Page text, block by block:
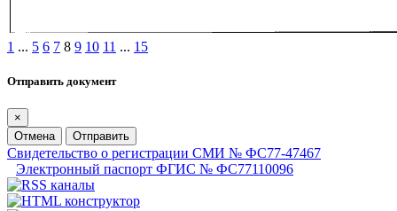
1 ... 5 6 7 8 9 10 11 ... 15
Отправить документ
×
Отмена
Отправить
Свидетельство о регистрации СМИ № ФС77-47467
Электронный паспорт ФГИС № ФС77110096